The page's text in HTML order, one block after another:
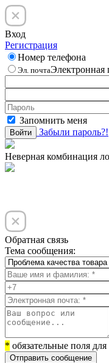
Вход
Регистрация
Номер телефона
Эл. почтаЭлектронная
Запомнить меня
Войти Забыли пароль?!
Неверная комбинация
Обратная связь
Тема сообщения:
* обязательные поля
Отправить сообщение